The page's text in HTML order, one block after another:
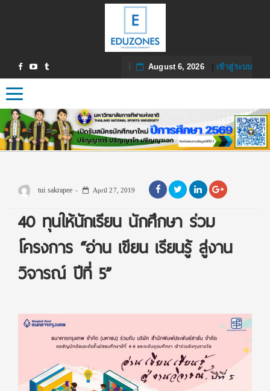
August 6, 2026| เข้าสู่ระบบ
Toggle navigation
tui sakrapee April 27, 2019
40 ทุนให้นักเรียน นักศึกษา ร่วม
โครงการ “อ่าน เขียน เรียนรู้ สู่งาน
วิจารณ์ ปีที่ 5”